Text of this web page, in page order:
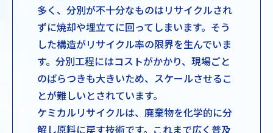
多く、分別が不十分なものはリサイクルされ
ずに焼却や埋立てに回ってしまいます。そう
した構造がリサイクル率の限界を生んでいま
す。分別工程にはコストがかかり、現場ごと
のばらつきも大きいため、スケールさせるこ
とが難しいとされています。
ケミカルリサイクルは、廃棄物を化学的に分
解し原料に戻す技術です。これまで広く普及